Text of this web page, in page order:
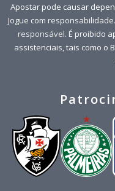
Apostar pode causar
Jogue com
responsável. É proibido
assistenciais, tais como o